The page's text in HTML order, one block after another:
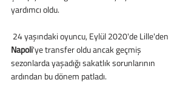
yardımcı oldu.
24 yaşındaki oyuncu, Eylül 2020'de Lille'den
Napoli'ye transfer oldu ancak geçmiş
sezonlarda yaşadığı sakatlık sorunlarının
ardından bu dönem patladı.